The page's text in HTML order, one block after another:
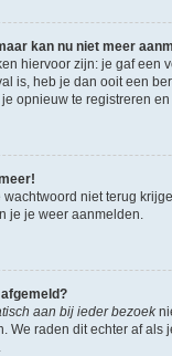
kan nu niet meer
hiervoor zijn: je gaf
is, heb je dan ooit een
opnieuw te registreren
niet terug
je je weer aanmelden.
aan bij ieder bezoek
We raden dit echter af